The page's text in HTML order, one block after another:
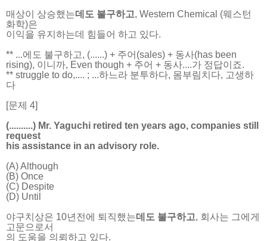
매상이 상승했는데도 불구하고, Western Chemical (웨스턴
화학)은
이익을 유지하는데 힘들어 하고 있다.
** ...에도 불구하고, (......) + 주어(sales) + 동사(has been
rising), 이니까, Even though + 주어 + 동사....가 정답이죠.
** struggle to do,.... ; ...하느라 분투하다, 몸부림치다, 고생하
다
[문제 4]
(..........) Mr. Yaguchi retired ten years ago, companies still
request
his assistance in an advisory role.
(A) Although
(B) Once
(C) Despite
(D) Until
야구치상은 10년전에 퇴직했는데도 불구하고, 회사는 그에게
고문으로서
의 도움을 의뢰하고 있다.